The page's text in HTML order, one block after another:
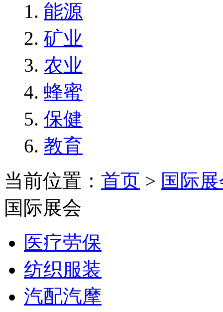
能源
矿业
农业
蜂蜜
保健
教育
当前位置： 首页 > 国际
国际展会
医疗劳保
纺织服装
汽配汽摩